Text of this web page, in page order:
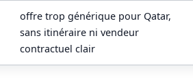
offre trop générique pour Qatar,
sans itinéraire ni vendeur
contractuel clair